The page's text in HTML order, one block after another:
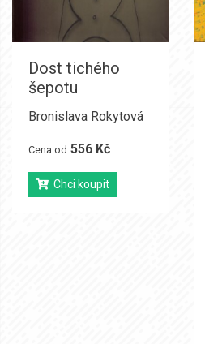
Dost tichého
šepotu
Bronislava Rokytová
Cena od 556 Kč
Chci koupit